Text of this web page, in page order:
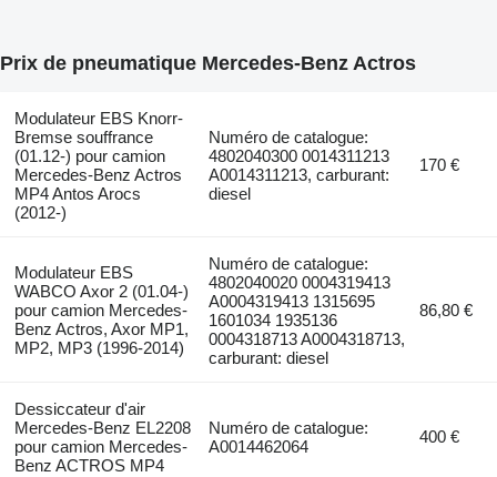
Prix de pneumatique Mercedes-Benz Actros
Modulateur EBS Knorr-
Bremse souffrance
(01.12-) pour camion
Mercedes-Benz Actros
MP4 Antos Arocs
(2012-)
Numéro de catalogue:
4802040300 0014311213
A0014311213, carburant:
diesel
170 €
Modulateur EBS
WABCO Axor 2 (01.04-)
pour camion Mercedes-
Benz Actros, Axor MP1,
MP2, MP3 (1996-2014)
Numéro de catalogue:
4802040020 0004319413
A0004319413 1315695
1601034 1935136
0004318713 A0004318713,
carburant: diesel
86,80 €
Dessiccateur d'air
Mercedes-Benz EL2208
pour camion Mercedes-
Benz ACTROS MP4
Numéro de catalogue:
A0014462064
400 €